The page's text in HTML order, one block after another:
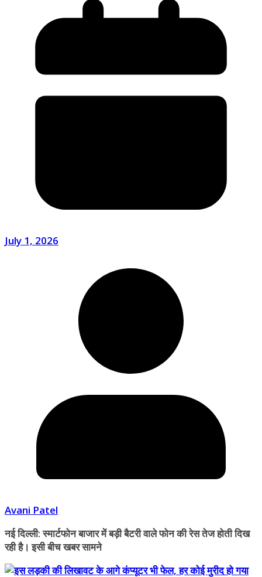
July 1, 2026
Avani Patel
नई दिल्ली: स्मार्टफोन बाजार में बड़ी बैटरी वाले फोन की रेस तेज होती दिख
रही है। इसी बीच खबर सामने